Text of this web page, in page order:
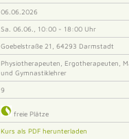
06.06.2026
Sa. 06.06., 10:00 - 18:00 Uhr
Goebelstraße 21, 64293 Darmstadt
Physiotherapeuten, Ergotherapeuten,
und Gymnastiklehrer
9
freie Plätze
Kurs als PDF herunterladen